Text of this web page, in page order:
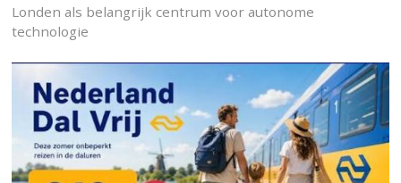
Londen als belangrijk centrum voor autonome
technologie